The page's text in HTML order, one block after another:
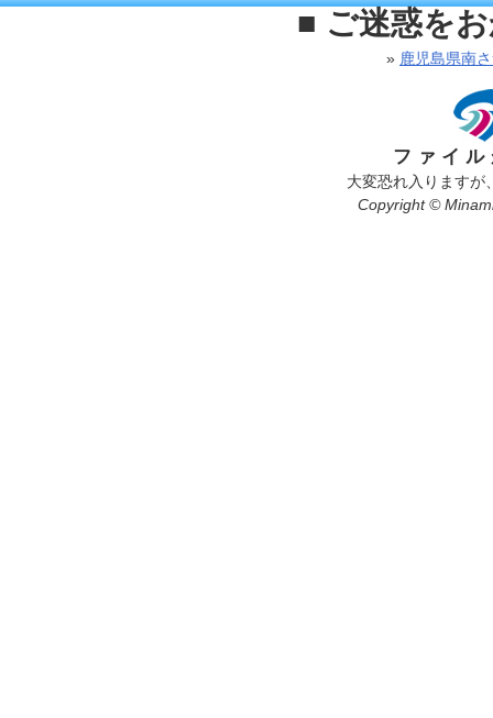
■ ご迷惑を
» 鹿児島県南
ファイ
大変恐れ入りますが
Copyright ©